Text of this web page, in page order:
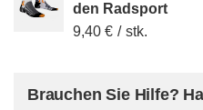
den Radsport
9,40 € / stk.
Brauchen Sie Hilfe?